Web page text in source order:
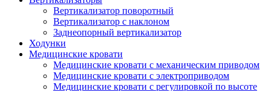
Вертикализатор поворотный
Вертикализатор с наклоном
Заднеопорный вертикализатор
Ходунки
Медицинские кровати
Медицинские кровати с механическим приводом
Медицинские кровати с электроприводом
Медицинские кровати с регулировкой по высоте